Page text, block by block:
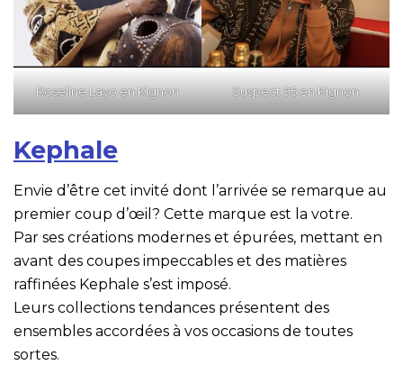
Roseline Layo en Kignon Suspect 95 en Kignon
Kephale
Envie d’être cet invité dont l’arrivée se remarque au
premier coup d’œil? Cette marque est la votre.
Par ses créations modernes et épurées, mettant en
avant des coupes impeccables et des matières
raffinées Kephale s’est imposé.
Leurs collections tendances présentent des
ensembles accordées à vos occasions de toutes
sortes.